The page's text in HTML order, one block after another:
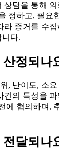
상담을 통해
정하고, 필요
증거를 수
다.
정되나
, 난이도, 소
의 특성을
에 협의하며,
달되나